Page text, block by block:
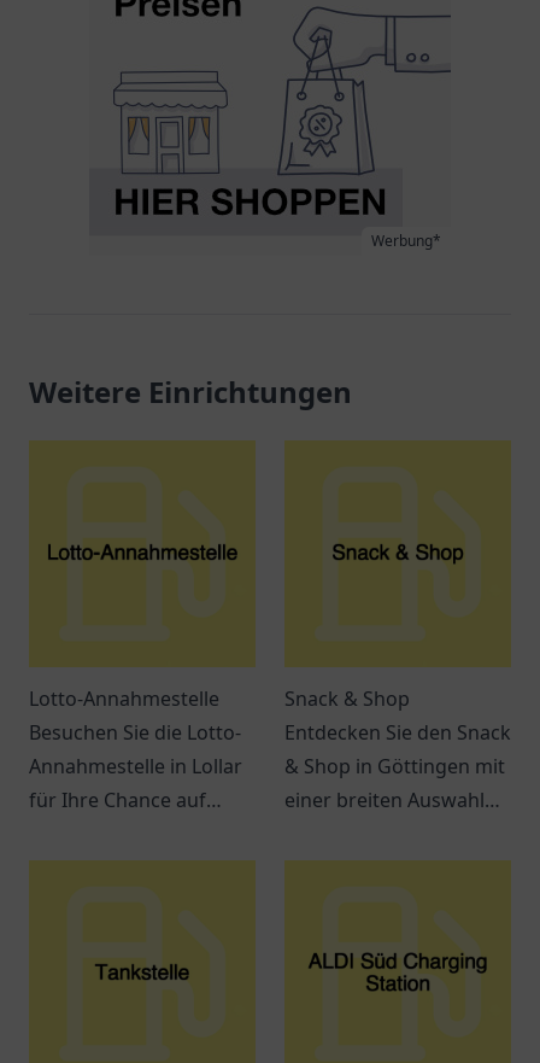
Werbung*
Weitere Einrichtungen
Lotto-Annahmestelle
Besuchen Sie die Lotto-
Annahmestelle in Lollar
für Ihre Chance auf
Sie mit uns und
Snack & Shop
Entdecken Sie den Snack
& Shop in Göttingen mit
einer breiten Auswahl
Getränken – ideal für